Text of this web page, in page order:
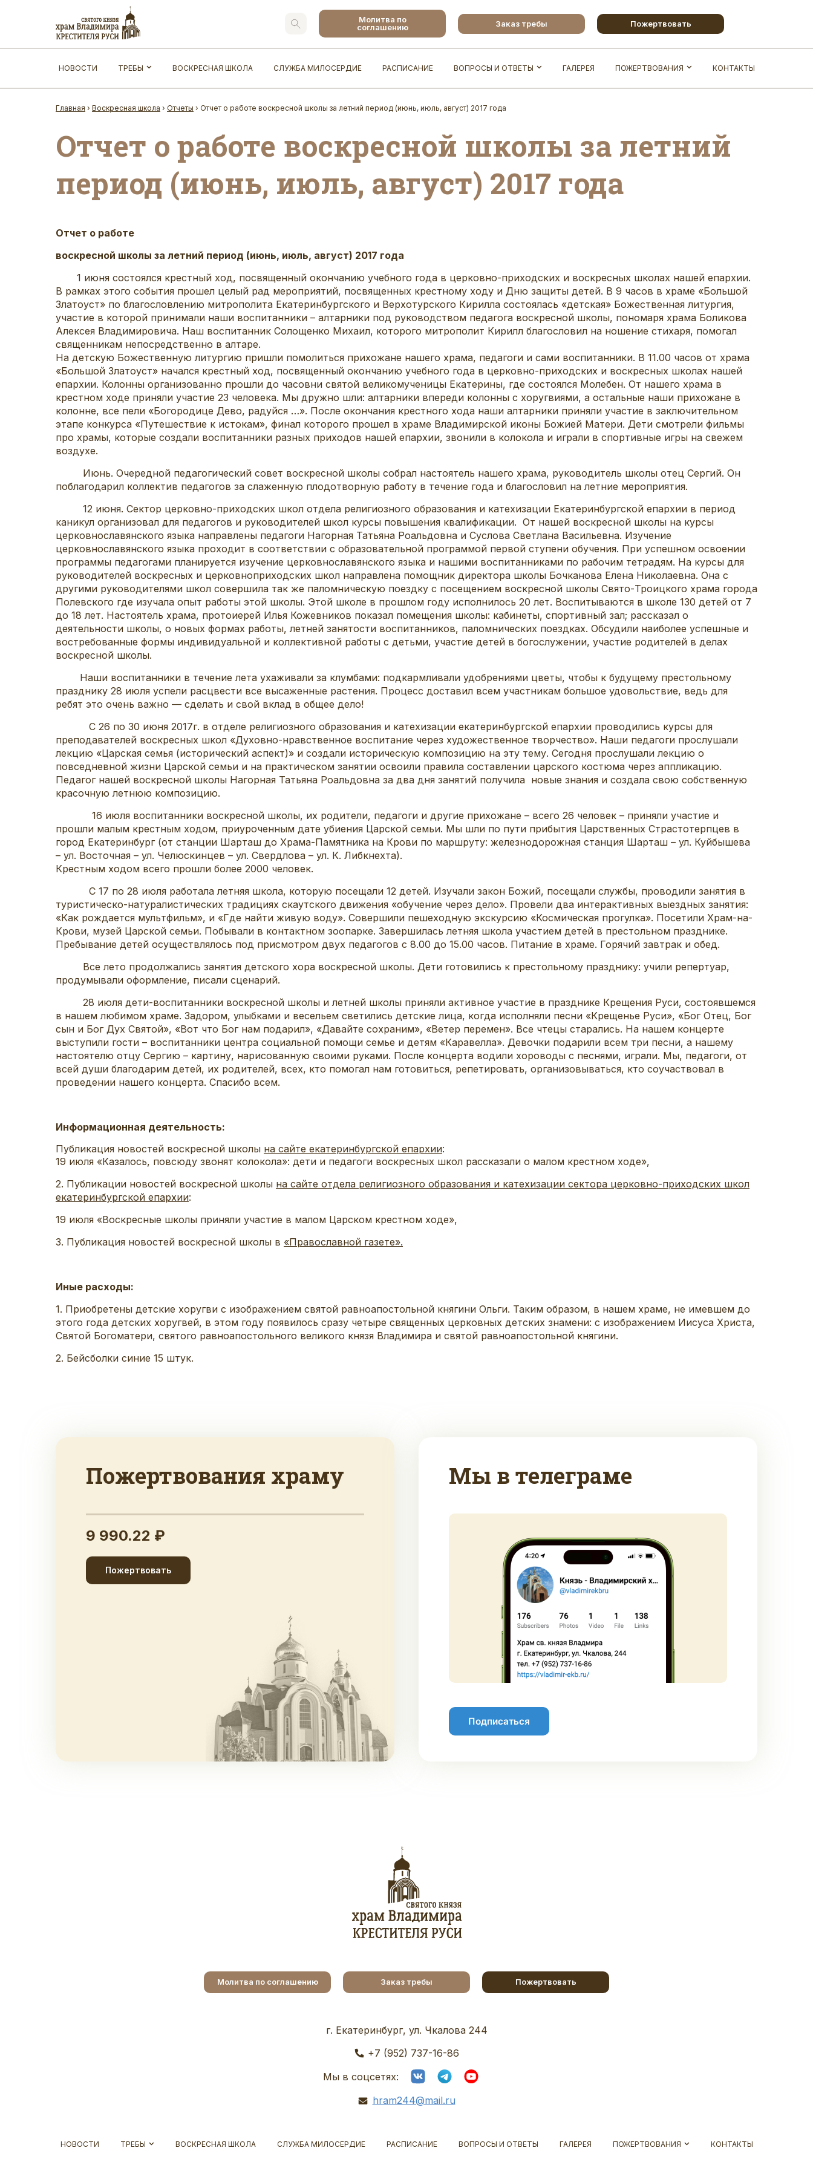
Молитва по
соглашению
Заказ требы Пожертвовать
НОВОСТИ ТРЕБЫ ВОСКРЕСНАЯ ШКОЛА СЛУЖБА МИЛОСЕРДИЕ РАСПИСАНИЕ ВОПРОСЫ И ОТВЕТЫ ГАЛЕРЕЯ ПОЖЕРТВОВАНИЯ КОНТАКТЫ
Главная › Воскресная школа › Отчеты › Отчет о работе воскресной школы за летний период (июнь, июль, август) 2017 года
Отчет о работе воскресной школы за летний
период (июнь, июль, август) 2017 года
Отчет о работе
воскресной школы за летний период (июнь, июль, август) 2017 года
1 июня состоялся крестный ход, посвященный окончанию учебного года в церковно-приходских и воскресных школах нашей епархии.
В рамках этого события прошел целый рад мероприятий, посвященных крестному ходу и Дню защиты детей. В 9 часов в храме «Большой
Златоуст» по благословлению митрополита Екатеринбургского и Верхотурского Кирилла состоялась «детская» Божественная литургия,
участие в которой принимали наши воспитанники – алтарники под руководством педагога воскресной школы, пономаря храма Боликова
Алексея Владимировича. Наш воспитанник Солощенко Михаил, которого митрополит Кирилл благословил на ношение стихаря, помогал
священникам непосредственно в алтаре.
На детскую Божественную литургию пришли помолиться прихожане нашего храма, педагоги и сами воспитанники. В 11.00 часов от храма
«Большой Златоуст» начался крестный ход, посвященный окончанию учебного года в церковно-приходских и воскресных школах нашей
епархии. Колонны организованно прошли до часовни святой великомученицы Екатерины, где состоялся Молебен. От нашего храма в
крестном ходе приняли участие 23 человека. Мы дружно шли: алтарники впереди колонны с хоругвиями, а остальные наши прихожане в
колонне, все пели «Богородице Дево, радуйся …». После окончания крестного хода наши алтарники приняли участие в заключительном
этапе конкурса «Путешествие к истокам», финал которого прошел в храме Владимирской иконы Божией Матери. Дети смотрели фильмы
про храмы, которые создали воспитанники разных приходов нашей епархии, звонили в колокола и играли в спортивные игры на свежем
воздухе.
Июнь. Очередной педагогический совет воскресной школы собрал настоятель нашего храма, руководитель школы отец Сергий. Он
поблагодарил коллектив педагогов за слаженную плодотворную работу в течение года и благословил на летние мероприятия.
12 июня. Сектор церковно-приходских школ отдела религиозного образования и катехизации Екатеринбургской епархии в период
каникул организовал для педагогов и руководителей школ курсы повышения квалификации. От нашей воскресной школы на курсы
церковнославянского языка направлены педагоги Нагорная Татьяна Роальдовна и Суслова Светлана Васильевна. Изучение
церковнославянского языка проходит в соответствии с образовательной программой первой ступени обучения. При успешном освоении
программы педагогами планируется изучение церковнославянского языка и нашими воспитанниками по рабочим тетрадям. На курсы для
руководителей воскресных и церковноприходских школ направлена помощник директора школы Бочканова Елена Николаевна. Она с
другими руководителями школ совершила так же паломническую поездку с посещением воскресной школы Свято-Троицкого храма города
Полевского где изучала опыт работы этой школы. Этой школе в прошлом году исполнилось 20 лет. Воспитываются в школе 130 детей от 7
до 18 лет. Настоятель храма, протоиерей Илья Кожевников показал помещения школы: кабинеты, спортивный зал; рассказал о
деятельности школы, о новых формах работы, летней занятости воспитанников, паломнических поездках. Обсудили наиболее успешные и
востребованные формы индивидуальной и коллективной работы с детьми, участие детей в богослужении, участие родителей в делах
воскресной школы.
Наши воспитанники в течение лета ухаживали за клумбами: подкармливали удобрениями цветы, чтобы к будущему престольному
празднику 28 июля успели расцвести все высаженные растения. Процесс доставил всем участникам большое удовольствие, ведь для
ребят это очень важно — сделать и свой вклад в общее дело!
С 26 по 30 июня 2017г. в отделе религиозного образования и катехизации екатеринбургской епархии проводились курсы для
преподавателей воскресных школ «Духовно-нравственное воспитание через художественное творчество». Наши педагоги прослушали
лекцию «Царская семья (исторический аспект)» и создали историческую композицию на эту тему. Сегодня прослушали лекцию о
повседневной жизни Царской семьи и на практическом занятии освоили правила составлении царского костюма через аппликацию.
Педагог нашей воскресной школы Нагорная Татьяна Роальдовна за два дня занятий получила новые знания и создала свою собственную
красочную летнюю композицию.
16 июля воспитанники воскресной школы, их родители, педагоги и другие прихожане – всего 26 человек – приняли участие и
прошли малым крестным ходом, приуроченным дате убиения Царской семьи. Мы шли по пути прибытия Царственных Страстотерпцев в
город Екатеринбург (от станции Шарташ до Храма-Памятника на Крови по маршруту: железнодорожная станция Шарташ – ул. Куйбышева
– ул. Восточная – ул. Челюскинцев – ул. Свердлова – ул. К. Либкнехта).
Крестным ходом всего прошли более 2000 человек.
С 17 по 28 июля работала летняя школа, которую посещали 12 детей. Изучали закон Божий, посещали службы, проводили занятия в
туристическо-натуралистических традициях скаутского движения «обучение через дело». Провели два интерактивных выездных занятия:
«Как рождается мультфильм», и «Где найти живую воду». Совершили пешеходную экскурсию «Космическая прогулка». Посетили Храм-на-
Крови, музей Царской семьи. Побывали в контактном зоопарке. Завершилась летняя школа участием детей в престольном празднике.
Пребывание детей осуществлялось под присмотром двух педагогов с 8.00 до 15.00 часов. Питание в храме. Горячий завтрак и обед.
Все лето продолжались занятия детского хора воскресной школы. Дети готовились к престольному празднику: учили репертуар,
продумывали оформление, писали сценарий.
28 июля дети-воспитанники воскресной школы и летней школы приняли активное участие в празднике Крещения Руси, состоявшемся
в нашем любимом храме. Задором, улыбками и весельем светились детские лица, когда исполняли песни «Крещенье Руси», «Бог Отец, Бог
сын и Бог Дух Святой», «Вот что Бог нам подарил», «Давайте сохраним», «Ветер перемен». Все чтецы старались. На нашем концерте
выступили гости – воспитанники центра социальной помощи семье и детям «Каравелла». Девочки подарили всем три песни, а нашему
настоятелю отцу Сергию – картину, нарисованную своими руками. После концерта водили хороводы с песнями, играли. Мы, педагоги, от
всей души благодарим детей, их родителей, всех, кто помогал нам готовиться, репетировать, организовываться, кто соучаствовал в
проведении нашего концерта. Спасибо всем.
Информационная деятельность:
Публикация новостей воскресной школы на сайте екатеринбургской епархии:
19 июля «Казалось, повсюду звонят колокола»: дети и педагоги воскресных школ рассказали о малом крестном ходе»,
2. Публикации новостей воскресной школы на сайте отдела религиозного образования и катехизации сектора церковно-приходских школ
екатеринбургской епархии:
19 июля «Воскресные школы приняли участие в малом Царском крестном ходе»,
3. Публикация новостей воскресной школы в «Православной газете».
Иные расходы:
1. Приобретены детские хоругви с изображением святой равноапостольной княгини Ольги. Таким образом, в нашем храме, не имевшем до
этого года детских хоругвей, в этом году появилось сразу четыре священных церковных детских знамени: с изображением Иисуса Христа,
Святой Богоматери, святого равноапостольного великого князя Владимира и святой равноапостольной княгини.
2. Бейсболки синие 15 штук.
Пожертвования храму
9 990.22 ₽
Пожертвовать
Мы в телеграме
Подписаться
Молитва по соглашению Заказ требы Пожертвовать
г. Екатеринбург, ул. Чкалова 244
+7 (952) 737-16-86
Мы в соцсетях:
hram244@mail.ru
НОВОСТИ ТРЕБЫ ВОСКРЕСНАЯ ШКОЛА СЛУЖБА МИЛОСЕРДИЕ РАСПИСАНИЕ ВОПРОСЫ И ОТВЕТЫ ГАЛЕРЕЯ ПОЖЕРТВОВАНИЯ КОНТАКТЫ